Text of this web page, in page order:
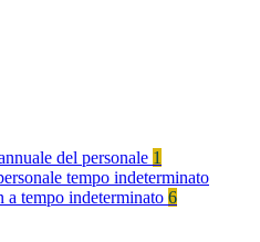
del personale 1
tempo indeterminato
a tempo indeterminato 6